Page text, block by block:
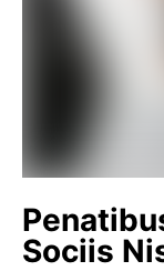
Sociis